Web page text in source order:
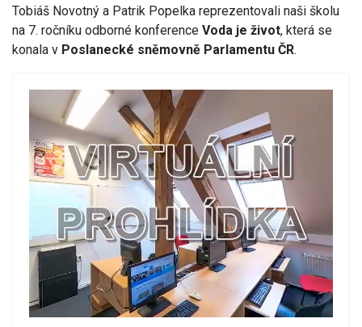
Tobiáš Novotný a Patrik Popelka reprezentovali naši školu
na 7. ročníku odborné konference Voda je život, která se
konala v Poslanecké sněmovně Parlamentu ČR.